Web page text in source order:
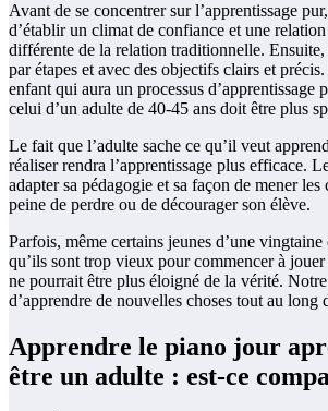
Avant de se concentrer sur l’apprentissage
d’établir un climat de confiance et une
différente de la relation traditionnelle.
par étapes et avec des objectifs clairs et
enfant qui aura un processus d’apprentissage
celui d’un adulte de 40-45 ans doit être plus
Le fait que l’adulte sache ce qu’il veut
réaliser rendra l’apprentissage plus efficace.
adapter sa pédagogie et sa façon de mener les
peine de perdre ou de décourager son élève.
Parfois, même certains jeunes d’une vingtaine
qu’ils sont trop vieux pour commencer à
ne pourrait être plus éloigné de la vérité.
d’apprendre de nouvelles choses tout au long
Apprendre le piano jour
être un adulte : est-ce